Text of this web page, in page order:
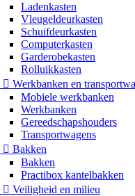
Ladenkasten
Vleugeldeurkasten
Schuifdeurkasten
Computerkasten
Garderobekasten
Rolluikkasten
 Werkbanken en
Mobiele werkbanken
Werkbanken
Gereedschapshouders
Transportwagens
 Bakken
Bakken
Practibox kantelbakken
 Veiligheid en milieu